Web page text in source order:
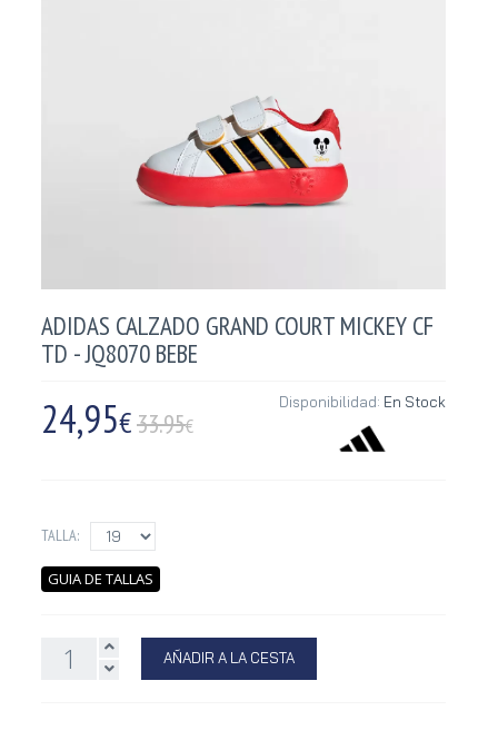
ADIDAS CALZADO GRAND COURT MICKEY CF
TD - JQ8070 BEBE
24,95€33.95€
Disponibilidad: En Stock
TALLA:
GUIA DE TALLAS
AÑADIR A LA CESTA